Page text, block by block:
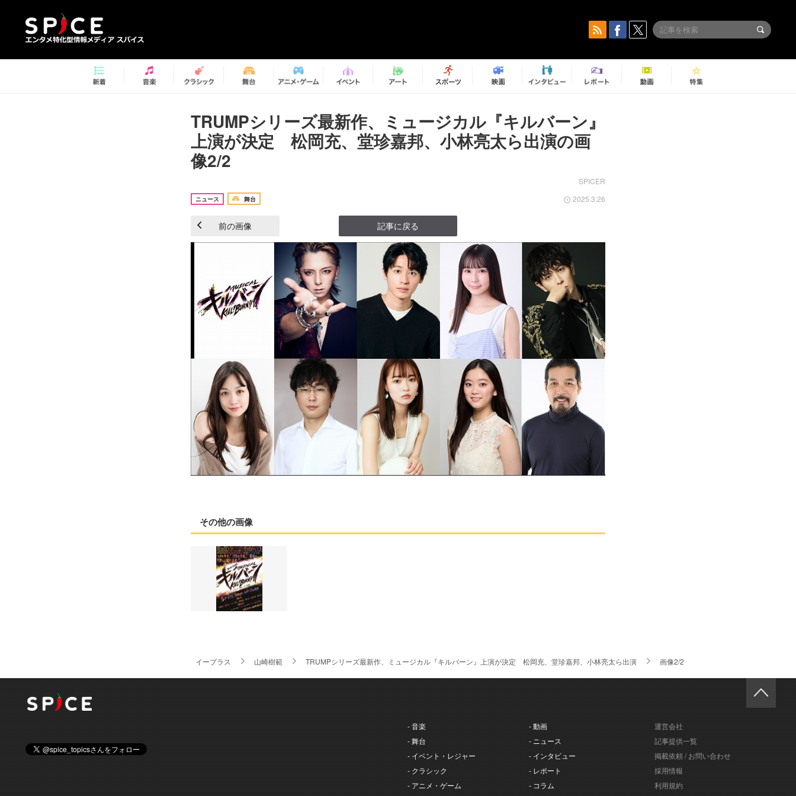
TRUMPシリーズ最新作、ミュージカル『キルバーン』
上演が決定 松岡充、堂珍嘉邦、小林亮太ら出演の画
像2/2
SPICER
ニュース 舞台 2025.3.26
前の画像 記事に戻る
その他の画像
イープラス 山崎樹範 TRUMPシリーズ最新作、ミュージカル『キルバーン』上演が決定 松岡充、堂珍嘉邦、小林亮太ら出演 画像2/2
- 音楽
- 舞台
- イベント・レジャー
- クラシック
- アニメ・ゲーム
- 動画
- ニュース
- インタビュー
- レポート
- コラム
運営会社
記事提供一覧
掲載依頼 / お問い合わせ
採用情報
利用規約